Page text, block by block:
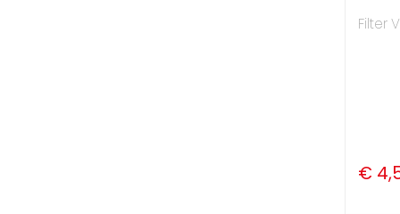
Filter
€